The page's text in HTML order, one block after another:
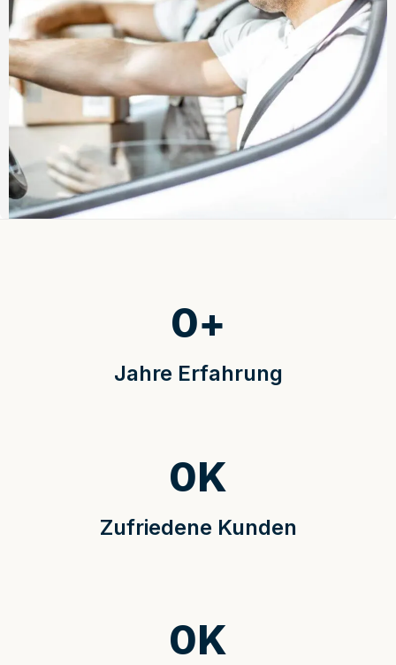
Jahre Erfahrung
0+
Zufriedene Kunden
0K
0K